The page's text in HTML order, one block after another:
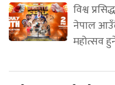
विश्व
नेपाल आउँदै,
महोत्सव